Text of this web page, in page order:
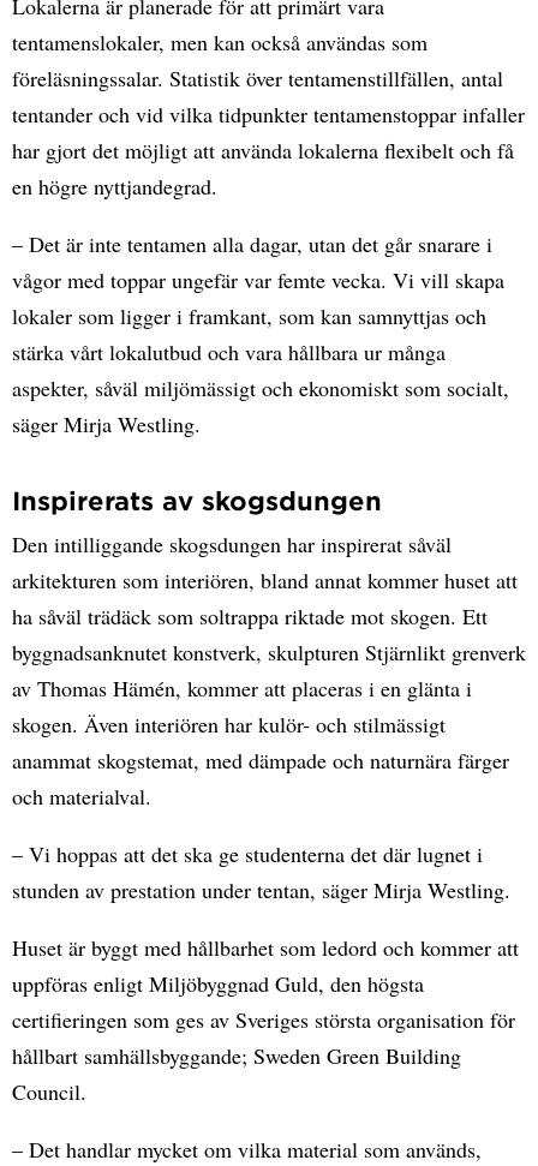
Lokalerna är planerade för att primärt vara
tentamenslokaler, men kan också användas som
föreläsningssalar. Statistik över tentamenstillfällen, antal
tentander och vid vilka tidpunkter tentamenstoppar infaller
har gjort det möjligt att använda lokalerna flexibelt och få
en högre nyttjandegrad.
– Det är inte tentamen alla dagar, utan det går snarare i
vågor med toppar ungefär var femte vecka. Vi vill skapa
lokaler som ligger i framkant, som kan samnyttjas och
stärka vårt lokalutbud och vara hållbara ur många
aspekter, såväl miljömässigt och ekonomiskt som socialt,
säger Mirja Westling.
Inspirerats av skogsdungen
Den intilliggande skogsdungen har inspirerat såväl
arkitekturen som interiören, bland annat kommer huset att
ha såväl trädäck som soltrappa riktade mot skogen. Ett
byggnadsanknutet konstverk, skulpturen Stjärnlikt grenverk
av Thomas Hämén, kommer att placeras i en glänta i
skogen. Även interiören har kulör- och stilmässigt
anammat skogstemat, med dämpade och naturnära färger
och materialval.
– Vi hoppas att det ska ge studenterna det där lugnet i
stunden av prestation under tentan, säger Mirja Westling.
Huset är byggt med hållbarhet som ledord och kommer att
uppföras enligt Miljöbyggnad Guld, den högsta
certifieringen som ges av Sveriges största organisation för
hållbart samhällsbyggande; Sweden Green Building
Council.
– Det handlar mycket om vilka material som används,